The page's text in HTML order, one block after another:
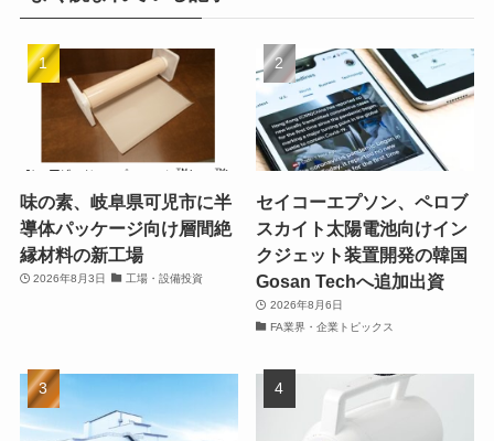
味の素、岐阜県可児市に半
導体パッケージ向け層間絶
縁材料の新工場
2026年8月3日 工場・設備投資
セイコーエプソン、ペロブ
スカイト太陽電池向けイン
クジェット装置開発の韓国
Gosan Techへ追加出資
2026年8月6日
FA業界・企業トピックス